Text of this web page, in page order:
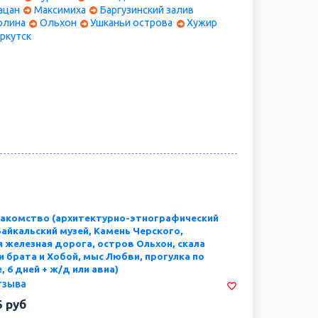
России – столица Бурятии, Улан-Удэ. Мы
путешествие, где каждый день откроет
Максимиха
Баргузинский залив
Ольхон Ушканьи острова
Хужир
(архитектурно-этнографический
музей, Камень Черского,
железная дорога, остров Ольхон, скала
и Хобой, мыс Любви, прогулка по
6 дней + ж/д или авиа)
руб